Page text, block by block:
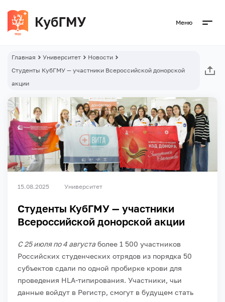
Меню
Главная Университет
Новости
Студенты КубГМУ — участники Всероссийской донорской
акции
15.08.2025 Университет
Студенты КубГМУ — участники
Всероссийской донорской акции
С 25 июля по 4 августаболее 1 500 участников
Российских студенческих отрядов из порядка 50
субъектов сдали по одной пробирке крови для
проведения HLA-типирования. Участники, чьи
данные войдут в Регистр, смогут в будущем стать